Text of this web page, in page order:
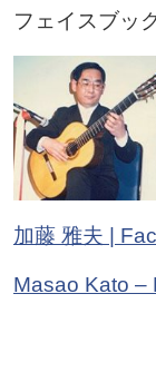
フェイスブッ
加藤 雅夫 |
Masao Kato –